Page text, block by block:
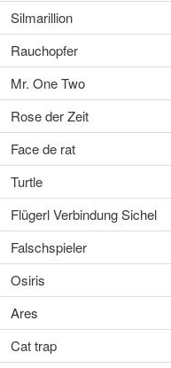
Silmarillion
Rauchopfer
Mr. One Two
Rose der Zeit
Face de rat
Turtle
Flügerl Verbindung Sichel
Falschspieler
Osiris
Ares
Cat trap